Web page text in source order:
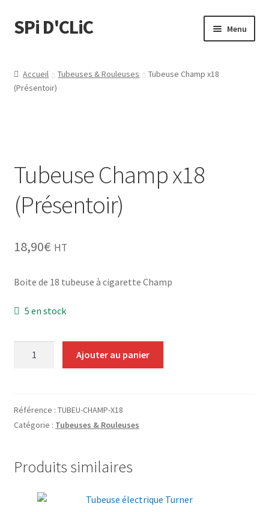
SPi D'CLiC Menu
Filtres
Menthol
Briquets
Chichas
Grinders
Plateau pour rouler
Vape
Pierre Cardin
Encens
Entretien / Nettoyage
Accueil Tubeuses & Rouleuses
Tubeuse Champ x18
(Présentoir)
Tubeuse Champ x18
(Présentoir)
18,90€ HT
Boite de 18 tubeuse à cigarette Champ
5 en stock
x18
(Présentoir)
Ajouter au panier
Référence : TUBEU-CHAMP-X18
Catégorie : Tubeuses & Rouleuses
Produits similaires